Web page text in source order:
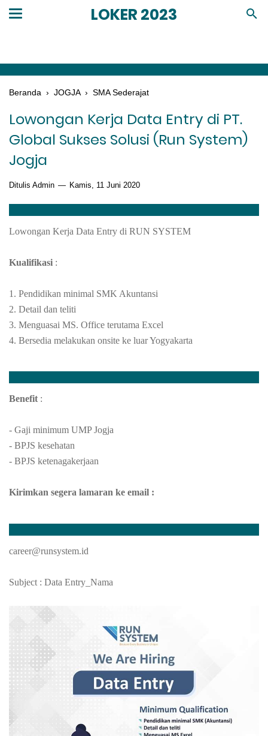
LOKER 2023
Beranda › JOGJA › SMA Sederajat
Lowongan Kerja Data Entry di PT.
Global Sukses Solusi (Run System)
Jogja
Ditulis Admin Kamis, 11 Juni 2020
Lowongan Kerja Data Entry di RUN SYSTEM
Kualifikasi :
1. Pendidikan minimal SMK Akuntansi
2. Detail dan teliti
3. Menguasai MS. Office terutama Excel
4. Bersedia melakukan onsite ke luar Yogyakarta
Benefit :
- Gaji minimum UMP Jogja
- BPJS kesehatan
- BPJS ketenagakerjaan
Kirimkan segera lamaran ke email :
career@runsystem.id
Subject : Data Entry_Nama